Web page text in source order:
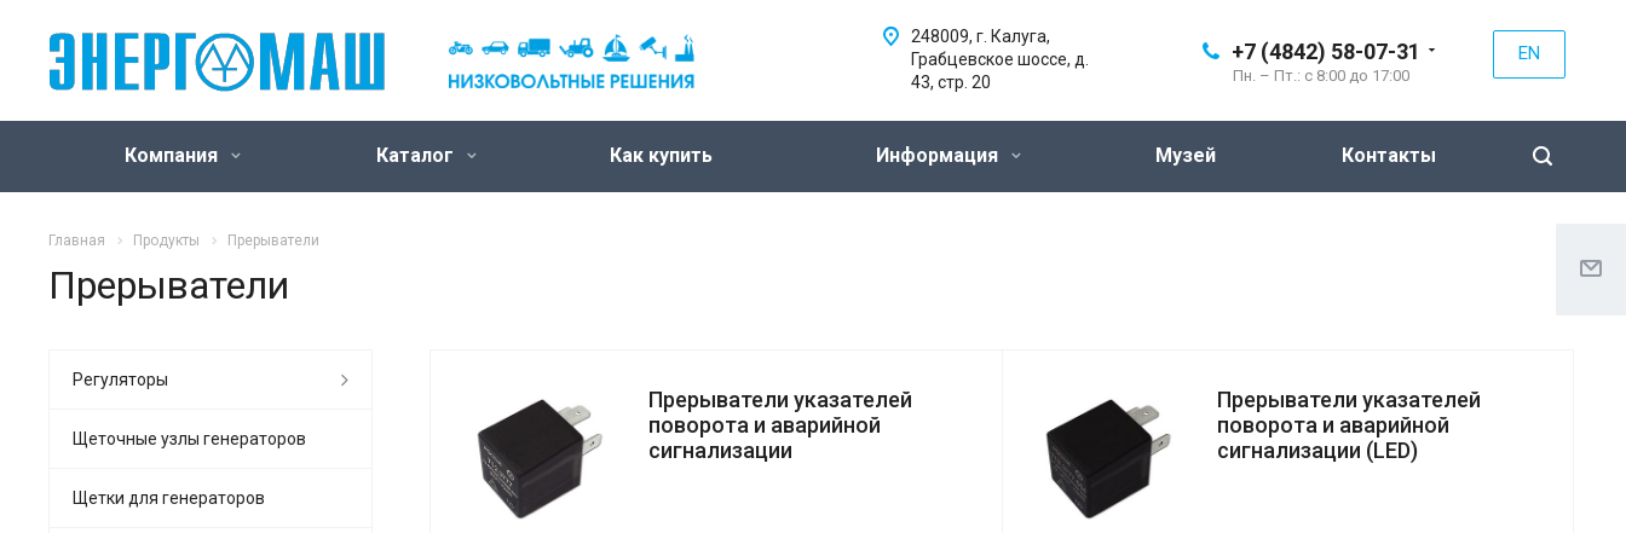
+7 (4842) 58-07-31
Пн. – Пт.: с 8:00 до 17:00
EN
248009, г. Калуга,
Грабцевское шоссе, д.
43, стр. 20
Компания Каталог Как купить Информация Музей Контакты
Главная Продукты Прерыватели
Прерыватели
Прерыватели указателей
поворота и аварийной
сигнализации
Прерыватели указателей
поворота и аварийной
сигнализации (LED)
Регуляторы
Щеточные узлы генераторов
Щетки для генераторов